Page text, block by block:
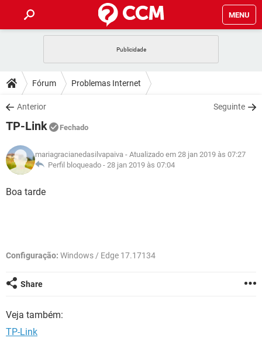
MENU
CELULAR FACEBOOK
OUTLOOK
INSTAGRAM
GUIA DE COMPRAS
DICAS
JOGOS WHATSAPP
INSTAGRAM GMAIL
GUIA DE COMPRAS
DOWNLOADS
JOGOS
CELULAR
OUTLOOK EXCEL
INSTAGRAM
JOGOS WHATSAPP
CELULAR
OUTLOOK
GLOSSÁRIO
Fórum Problemas Internet
Anterior Seguinte
TP-Link Fechado
mariagracianedasilvapaiva - Atualizado em 28 jan 2019 às 07:27
Perfil bloqueado - 28 jan 2019 às 07:04
Boa tarde
Configuração: Windows / Edge 17.17134
Share
Veja também:
TP-Link